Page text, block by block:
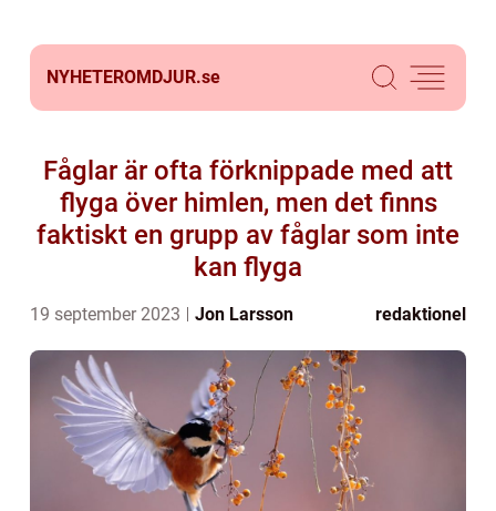
NYHETEROMDJUR.se
Fåglar är ofta förknippade med att
flyga över himlen, men det finns
faktiskt en grupp av fåglar som inte
kan flyga
19 september 2023 Jon Larsson redaktionel